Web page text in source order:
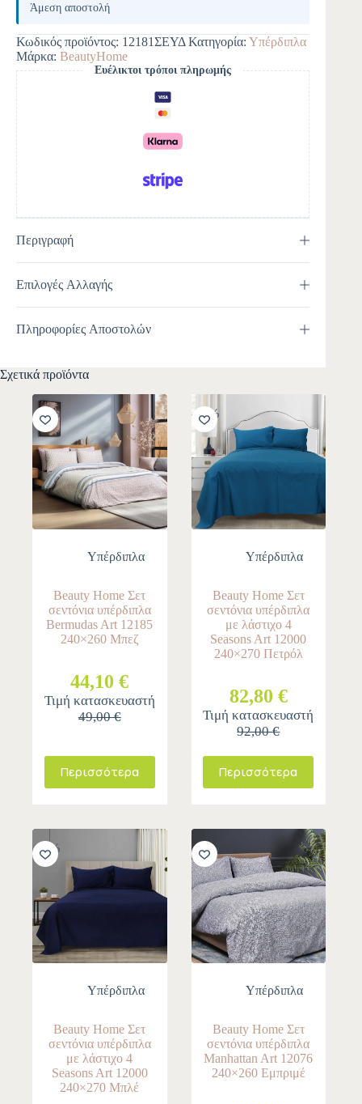
Άμεση αποστολή
Κωδικός προϊόντος: 12181ΣΕΥΔ Κατηγορία: Υπέρδιπλα
Μάρκα: BeautyHome
Ευέλικτοι τρόποι πληρωμής
Περιγραφή
Επιλογές Αλλαγής
Πληροφορίες Αποστολών
Σχετικά προϊόντα
-10%
Υπέρδιπλα
Beauty Home Σετ
σεντόνια υπέρδιπλα
Bermudas Art 12185
240×260 Μπεζ
44,10 €
Τιμή κατασκευαστή
49,00 €
Περισσότερα
-10%
Υπέρδιπλα
Beauty Home Σετ
σεντόνια υπέρδιπλα
με λάστιχο 4
Seasons Art 12000
240×270 Πετρόλ
82,80 €
Τιμή κατασκευαστή
92,00 €
Περισσότερα
-10%
Υπέρδιπλα
Beauty Home Σετ
σεντόνια υπέρδιπλα
με λάστιχο 4
Seasons Art 12000
240×270 Μπλέ
-10%
Υπέρδιπλα
Beauty Home Σετ
σεντόνια υπέρδιπλα
Manhattan Art 12076
240×260 Εμπριμέ